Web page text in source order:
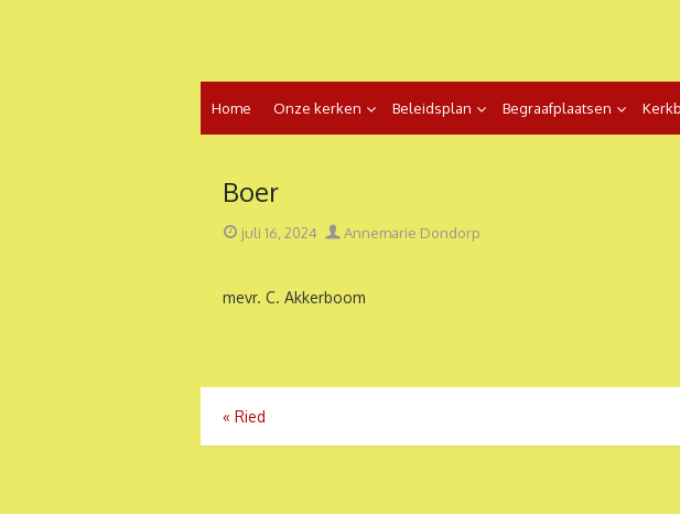
inhoud
Home Onze kerken Beleidsplan Begraafplaatsen
Boer
Geplaatst
juli 16, 2024 Auteur
Annemarie Dondorp
mevr. C. Akkerboom
Bericht
navigatie
« Ried